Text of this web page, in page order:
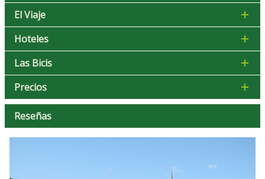
El Viaje
Hoteles
Las Bicis
Precios
Reseñas